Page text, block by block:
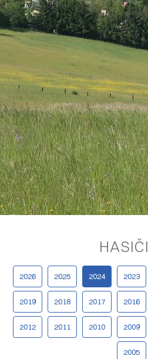
HASIČI
2026 2025 2024 2023
2019 2018 2017 2016
2012 2011 2010 2009
2005